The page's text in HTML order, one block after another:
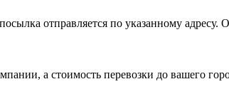
отправляется по указанному
а стоимость перевозки до вашего